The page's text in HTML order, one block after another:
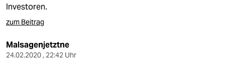
Investoren.
zum Beitrag
Malsagenjetztne
24.02.2020 , 22:42 Uhr